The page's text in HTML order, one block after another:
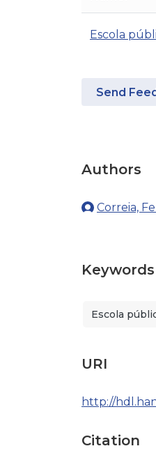
Escola
Send
Authors
Correia,
Keywords
Escola
URI
http://
Citation